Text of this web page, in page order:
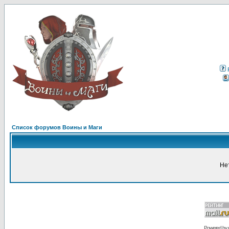
Список форумов Воины и Маги
Powered by